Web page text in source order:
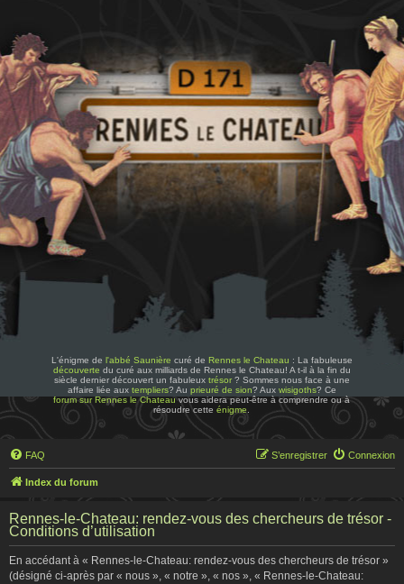
L'énigme de l'abbé Saunière curé de Rennes le Chateau : La fabuleuse
découverte du curé aux milliards de Rennes le Chateau! A t-il à la fin du
siècle dernier découvert un fabuleux trésor? Sommes nous face à une
affaire liée aux templiers? Au prieuré de sion? Aux wisigoths? Ce
forum sur Rennes le Chateauvous aidera peut-être à comprendre ou à
résoudre cetteénigme
FAQ Connexion
S’enregistrer
Index du forum
Rennes-le-Chateau: rendez-vous des chercheurs de trésor -
Conditions d’utilisation
En accédant à « Rennes-le-Chateau: rendez-vous des chercheurs de trésor »
(désigné ci-après par « nous », « notre », « nos », « Rennes-le-Chateau: